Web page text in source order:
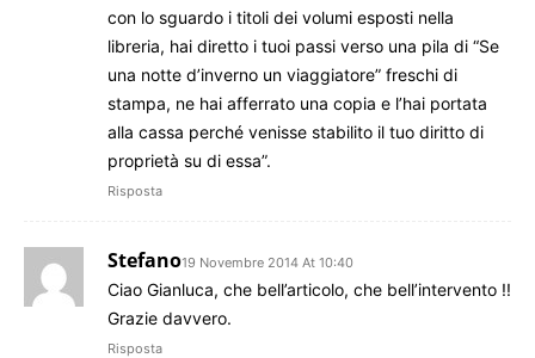
con lo sguardo i titoli dei volumi esposti nella
libreria, hai diretto i tuoi passi verso una pila di “Se
una notte d’inverno un viaggiatore” freschi di
stampa, ne hai afferrato una copia e l’hai portata
alla cassa perché venisse stabilito il tuo diritto di
proprietà su di essa”.
Risposta
Stefano19 Novembre 2014 At 10:40
Ciao Gianluca, che bell’articolo, che bell’intervento !!
Grazie davvero.
Risposta